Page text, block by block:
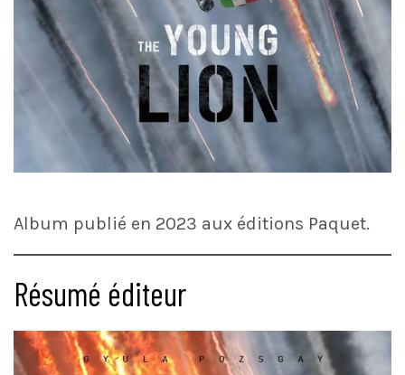
Album publié en 2023 aux éditions Paquet.
Résumé éditeur